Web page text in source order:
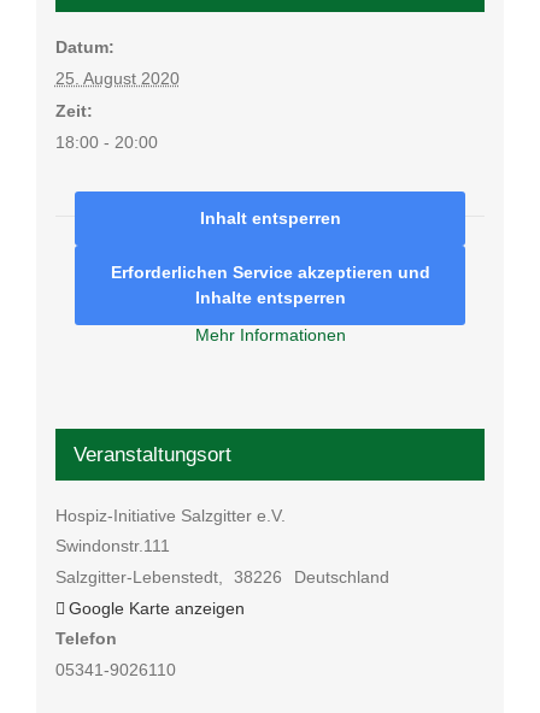
Datum:
25. August 2020
Zeit:
18:00 - 20:00
Veranstaltungsort
Hospiz-Initiative Salzgitter e.V.
Swindonstr.111
Salzgitter-Lebenstedt, 38226
Deutschland
Google Karte anzeigen
Telefon
05341-9026110
Inhalt entsperren
Erforderlichen Service akzeptieren und
Inhalte entsperren
Mehr Informationen